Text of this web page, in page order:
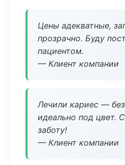
Цены адекватные,
прозрачно. Буду
пациентом.
— Клиент компании
Лечили кариес —
идеально под цвет.
заботу!
— Клиент компании